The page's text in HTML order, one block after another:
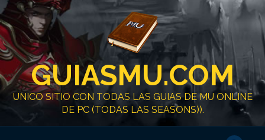
k
i
p
t
c
o
GUIASMU.COM
UNICO SITIO CON TODAS LAS GUIAS DE MU ONLINE
DE PC (TODAS LAS SEASONS)).